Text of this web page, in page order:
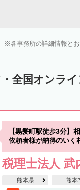
各事務所の詳細情報と
全国オンラ
【黒髪町駅徒歩3分】
依頼者様が納得のいく
税理士法人 武
熊本県 熊本